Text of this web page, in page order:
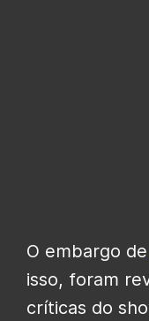
O embargo de
isso, foram
críticas do